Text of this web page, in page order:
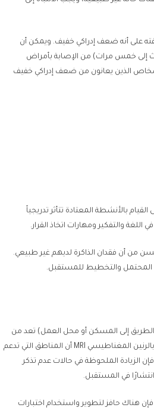
على أنه ضعف إدراكي خفيف. ويمكن أن
إلى خمس مرات) من الإصابة بأمراض
مثل الخرف، والذي يصاب به سنويًا حوالي 10-15% من الأشخاص الذين يعانون من ضعف إدراكي خفيف
بالأنشطة المعتادة تتأثر تدريجياً
والتفكير ومهارات اتخاذ القرار.
من أن فقدان الذاكرة لديهم غير طبيعي.
المحتمل والتخطيط للمستقبل.
(الطريق إلى المسكن أو محل العمل) تعد من
العلامات المبكرة لمرض الزهايمر، وهو أكثر أنواع الخرف شيوعًا. أظهرت دراسات التصوير بالرنين المغناطيسي MRI أن المناطق التي تدعم
الزيادة الملحوظة في حالات عدم تذكر
في المستقبل.
فإن هناك حافز لتطوير واستخدام اختبارات